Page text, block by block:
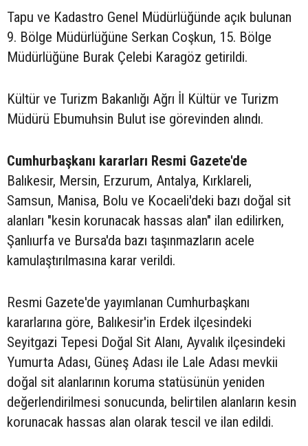
Tapu ve Kadastro Genel Müdürlüğünde açık bulunan
9. Bölge Müdürlüğüne Serkan Coşkun, 15. Bölge
Müdürlüğüne Burak Çelebi Karagöz getirildi.
Kültür ve Turizm Bakanlığı Ağrı İl Kültür ve Turizm
Müdürü Ebumuhsin Bulut ise görevinden alındı.
Cumhurbaşkanı kararları Resmi Gazete'de
Balıkesir, Mersin, Erzurum, Antalya, Kırklareli,
Samsun, Manisa, Bolu ve Kocaeli'deki bazı doğal sit
alanları "kesin korunacak hassas alan" ilan edilirken,
Şanlıurfa ve Bursa'da bazı taşınmazların acele
kamulaştırılmasına karar verildi.
Resmi Gazete'de yayımlanan Cumhurbaşkanı
kararlarına göre, Balıkesir'in Erdek ilçesindeki
Seyitgazi Tepesi Doğal Sit Alanı, Ayvalık ilçesindeki
Yumurta Adası, Güneş Adası ile Lale Adası mevkii
doğal sit alanlarının koruma statüsünün yeniden
değerlendirilmesi sonucunda, belirtilen alanların kesin
korunacak hassas alan olarak tescil ve ilan edildi.